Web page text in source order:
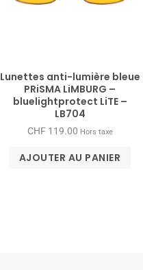
Lunettes anti-lumière bleue
PRiSMA LiMBURG –
bluelightprotect LiTE –
LB704
CHF119.00 Hors taxe
AJOUTER AU PANIER